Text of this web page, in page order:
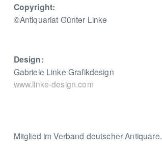
Copyright:
©Antiquariat Günter Linke
Design:
Gabriele Linke Grafikdesign
www.linke-design.com
Mitglied im Verband deutscher Antiquare.